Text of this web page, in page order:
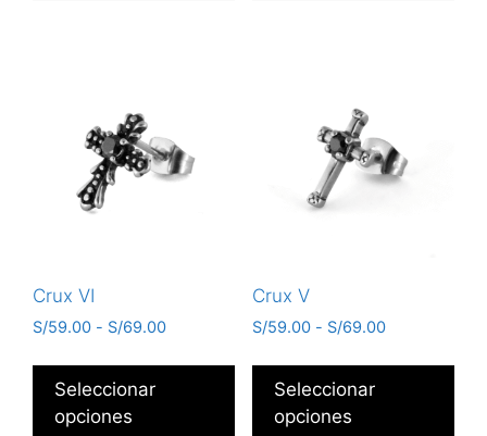
Crux VI
S/59.00 - S/69.00
Seleccionar
opciones
Crux V
S/59.00 - S/69.00
Seleccionar
opciones